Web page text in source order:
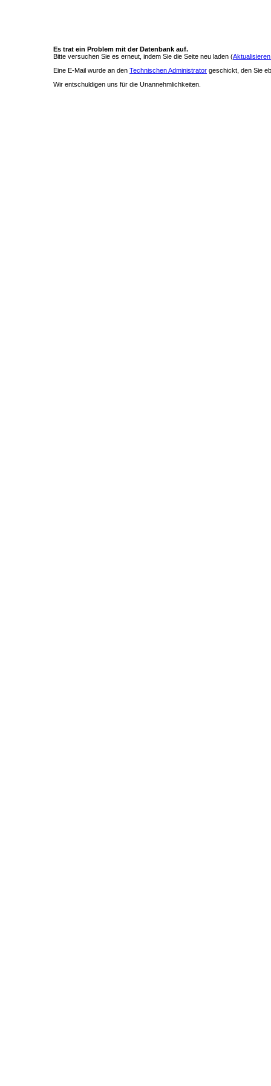
Es trat ein Problem mit der Datenbank auf.
Bitte versuchen Sie es erneut, indem Sie die Seite neu laden (
Eine E-Mail wurde an den Technischen Administrator geschickt, den Sie
Wir entschuldigen uns für die Unannehmlichkeiten.